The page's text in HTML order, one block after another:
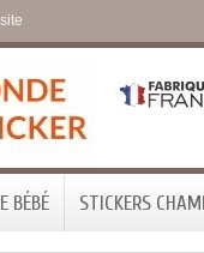
BÉBÉ STICKERS